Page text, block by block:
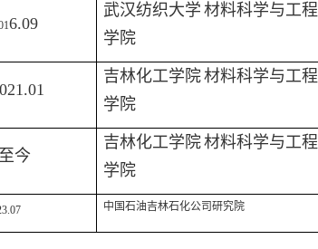
6.09
武汉纺织大学 材料科学与工程
学院
吉林化工学院材料科学与工程
学院
至今
吉林化工学院材料科学与工程
学院
中国石油吉林石化公司研究院